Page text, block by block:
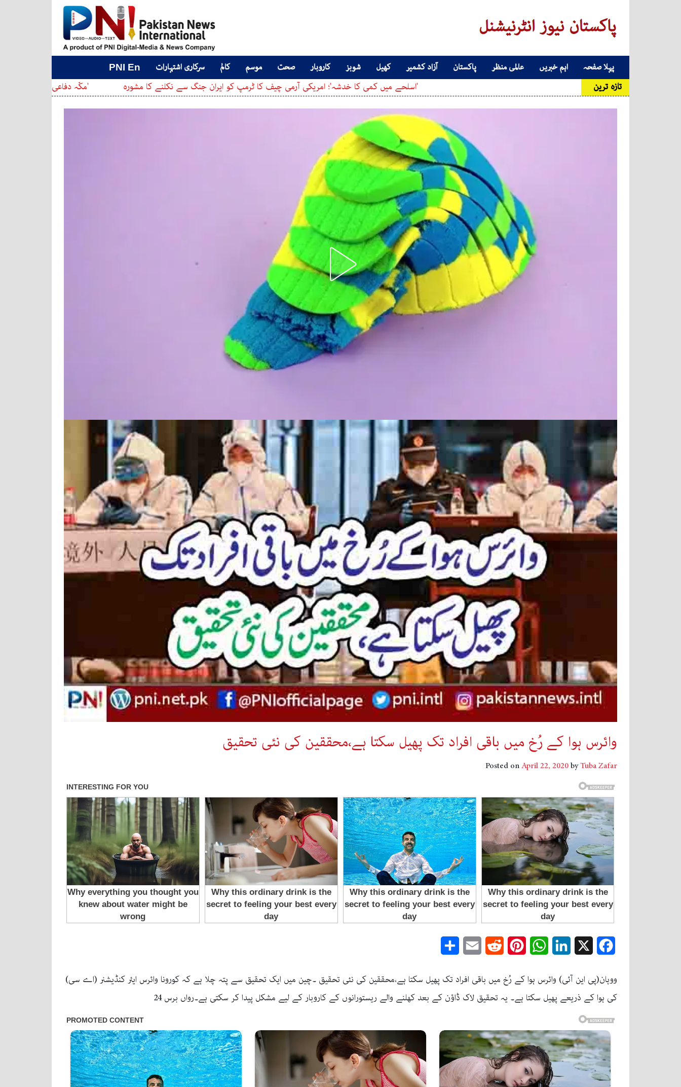
Main Navigationپہلا صفحہ اہم خبریں عالمی منظر پاکستان آزاد کشمیر کھیل شوبز کاروبار صحت موسم کالم سرکاری اشتہارات PNI En
تازہ ترین 'مکّہ دفاعی معاہدہ': پاکستان، 'اسلحے میں کمی کا خدشہ'؛ امریکی آرمی چیف کا ٹرمپ کو ایران جنگ سے نکلنے کا مشورہ
وائرس ہوا کے رُخ میں باقی افراد تک پھیل سکتا ہے،محققین کی نئی تحقیق
Posted onApril 22, 2020byTuba Zafar
Facebook
LinkedIn
WhatsApp
Pinterest
Reddit
Email
ووہان(پی این آئی) وائرس ہوا کے رُخ میں باقی افراد تک پھیل سکتا ہے،محققین کی نئی تحقیق ۔چین میں ایک تحقیق سے پتہ چلا ہے کہ کورونا وائرس ایئر کنڈیشنر (اے سی)
کی ہوا کے ذریعے پھیل سکتا ہے۔ یہ تحقیق لاک ڈاؤن کے بعد کھلنے والے ریستورانوں کے کاروبار کے لیے مشکل پیدا کر سکتی ہے۔رواں برس 24